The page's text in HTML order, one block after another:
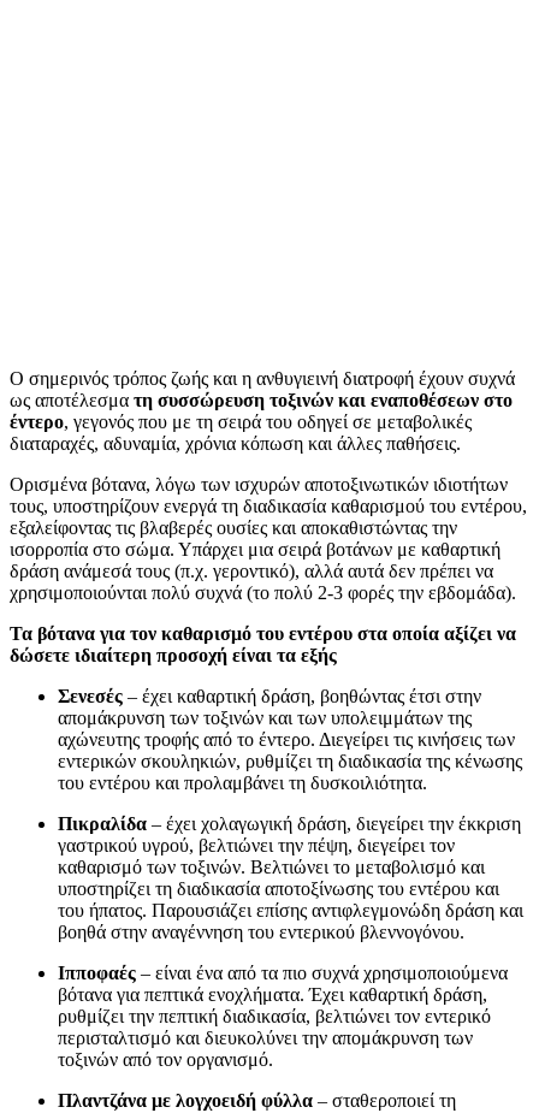
Ο σημερινός τρόπος ζωής και η ανθυγιεινή διατροφή έχουν συχνά
ως αποτέλεσμα τη συσσώρευση τοξινών και εναποθέσεων στο
έντερο, γεγονός που με τη σειρά του οδηγεί σε μεταβολικές
διαταραχές, αδυναμία, χρόνια κόπωση και άλλες παθήσεις.
Ορισμένα βότανα, λόγω των ισχυρών αποτοξινωτικών ιδιοτήτων
τους, υποστηρίζουν ενεργά τη διαδικασία καθαρισμού του εντέρου,
εξαλείφοντας τις βλαβερές ουσίες και αποκαθιστώντας την
ισορροπία στο σώμα. Υπάρχει μια σειρά βοτάνων με καθαρτική
δράση ανάμεσά τους (π.χ. γεροντικό), αλλά αυτά δεν πρέπει να
χρησιμοποιούνται πολύ συχνά (το πολύ 2-3 φορές την εβδομάδα).
Τα βότανα για τον καθαρισμό του εντέρου στα οποία αξίζει να
δώσετε ιδιαίτερη προσοχή είναι τα εξής
Σενεσές – έχει καθαρτική δράση, βοηθώντας έτσι στην
απομάκρυνση των τοξινών και των υπολειμμάτων της
αχώνευτης τροφής από το έντερο. Διεγείρει τις κινήσεις των
εντερικών σκουληκιών, ρυθμίζει τη διαδικασία της κένωσης
του εντέρου και προλαμβάνει τη δυσκοιλιότητα.
Πικραλίδα – έχει χολαγωγική δράση, διεγείρει την έκκριση
γαστρικού υγρού, βελτιώνει την πέψη, διεγείρει τον
καθαρισμό των τοξινών. Βελτιώνει το μεταβολισμό και
υποστηρίζει τη διαδικασία αποτοξίνωσης του εντέρου και
του ήπατος. Παρουσιάζει επίσης αντιφλεγμονώδη δράση και
βοηθά στην αναγέννηση του εντερικού βλεννογόνου.
Ιπποφαές – είναι ένα από τα πιο συχνά χρησιμοποιούμενα
βότανα για πεπτικά ενοχλήματα. Έχει καθαρτική δράση,
ρυθμίζει την πεπτική διαδικασία, βελτιώνει τον εντερικό
περισταλτισμό και διευκολύνει την απομάκρυνση των
τοξινών από τον οργανισμό.
Πλαντζάνα με λογχοειδή φύλλα – σταθεροποιεί τη